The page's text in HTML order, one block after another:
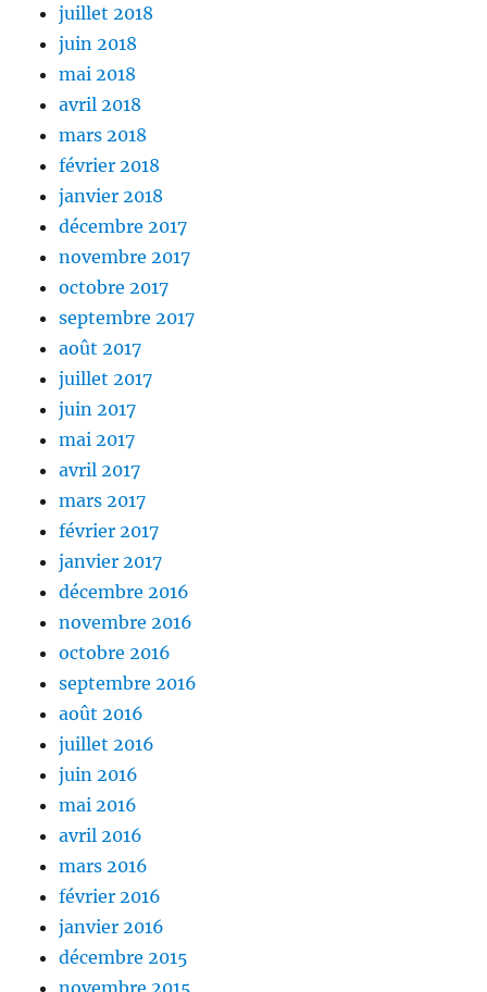
juillet 2018
juin 2018
mai 2018
avril 2018
mars 2018
février 2018
janvier 2018
décembre 2017
novembre 2017
octobre 2017
septembre 2017
août 2017
juillet 2017
juin 2017
mai 2017
avril 2017
mars 2017
février 2017
janvier 2017
décembre 2016
novembre 2016
octobre 2016
septembre 2016
août 2016
juillet 2016
juin 2016
mai 2016
avril 2016
mars 2016
février 2016
janvier 2016
décembre 2015
novembre 2015